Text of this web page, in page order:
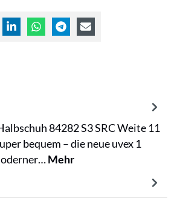
84282 S3 SRC Weite 11
bequem – die neue uvex 1
Mehr